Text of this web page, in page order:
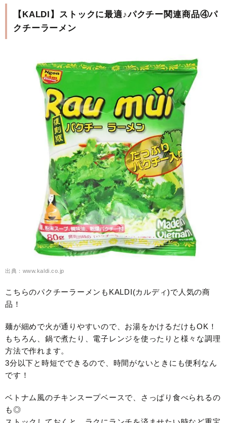
【KALDI】ストックに最適♪パクチー関連商品④パ
クチーラーメン
出典：www.kaldi.co.jp
こちらのパクチーラーメンもKALDI(カルディ)で人気の商
品！
麺が細めで火が通りやすいので、お湯をかけるだけもOK！
もちろん、鍋で煮たり、電子レンジを使ったりと様々な調理
方法で作れます。
3分以下と時短でできるので、時間がないときにも便利なん
です！
ベトナム風のチキンスープベースで、さっぱり食べられるの
も◎